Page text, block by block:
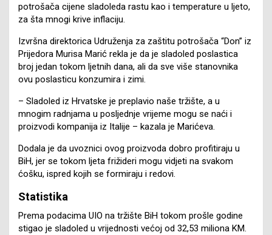
potrošača cijene sladoleda rastu kao i temperature u ljeto,
za šta mnogi krive inflaciju.
Izvršna direktorica Udruženja za zaštitu potrošača “Don” iz
Prijedora Murisa Marić rekla je da je sladoled poslastica
broj jedan tokom ljetnih dana, ali da sve više stanovnika
ovu poslasticu konzumira i zimi.
– Sladoled iz Hrvatske je preplavio naše tržište, a u
mnogim radnjama u posljednje vrijeme mogu se naći i
proizvodi kompanija iz Italije – kazala je Marićeva.
Dodala je da uvoznici ovog proizvoda dobro profitiraju u
BiH, jer se tokom ljeta frižideri mogu vidjeti na svakom
ćošku, ispred kojih se formiraju i redovi.
Statistika
Prema podacima UIO na tržište BiH tokom prošle godine
stigao je sladoled u vrijednosti većoj od 32,53 miliona KM.